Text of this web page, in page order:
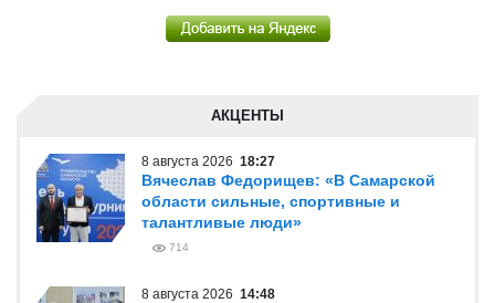
АКЦЕНТЫ
8 августа 2026 18:27
Вячеслав Федорищев: «В Самарской
области сильные, спортивные и
талантливые люди»
714
8 августа 2026 14:48